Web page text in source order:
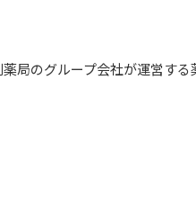
局のグループ会社が運営する